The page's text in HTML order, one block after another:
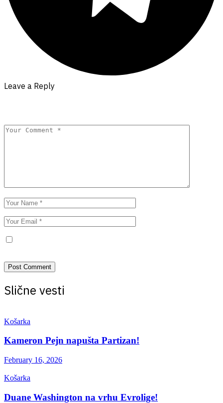
Leave a Reply
Slične vesti
Košarka
Kameron Pejn napušta Partizan!
February 16, 2026
Košarka
Duane Washington na vrhu Evrolige!